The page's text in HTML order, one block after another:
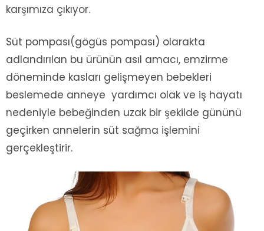
karşımıza çıkıyor.
Süt pompası(gögüs pompası) olarakta
adlandırılan bu ürünün asıl amacı, emzirme
döneminde kasları gelişmeyen bebekleri
beslemede anneye yardımcı olak ve iş hayatı
nedeniyle bebeğinden uzak bir şekilde gününü
geçirken annelerin süt sağma işlemini
gerçekleştirir.